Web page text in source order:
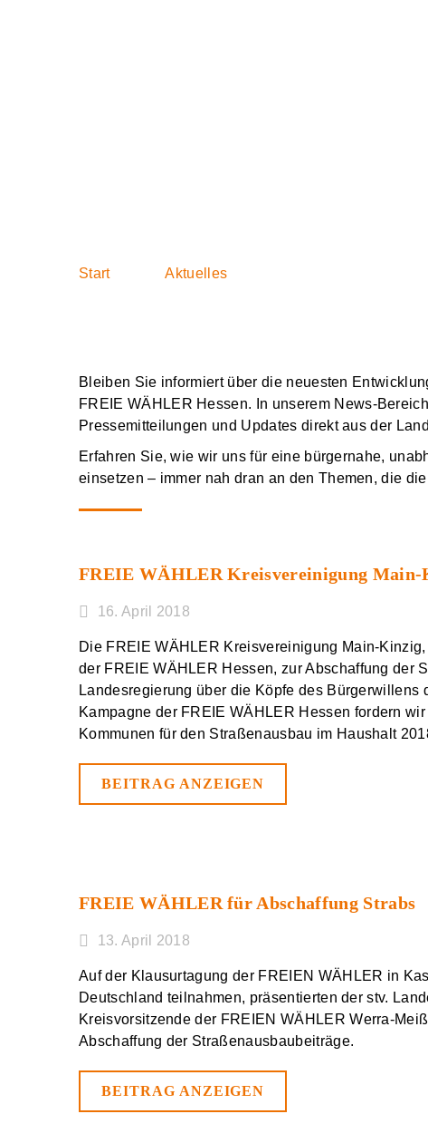
Start Aktuelles
Bleiben Sie informiert über die neuesten
FREIE WÄHLER Hessen. In unserem News-
Pressemitteilungen und Updates direkt aus der
Erfahren Sie, wie wir uns für eine bürgernahe,
einsetzen – immer nah dran an den Themen, die
FREIE WÄHLER Kreisvereinigung Main-
16. April 2018
Die FREIE WÄHLER Kreisvereinigung Main-
der FREIE WÄHLER Hessen, zur Abschaffung der
Landesregierung über die Köpfe des
Kampagne der FREIE WÄHLER Hessen fordern
Kommunen für den Straßenausbau im Haushalt
BEITRAG ANZEIGEN
FREIE WÄHLER für Abschaffung Strabs
13. April 2018
Auf der Klausurtagung der FREIEN WÄHLER in
Deutschland teilnahmen, präsentierten der stv.
Kreisvorsitzende der FREIEN WÄHLER Werra-
Abschaffung der Straßenausbaubeiträge.
BEITRAG ANZEIGEN